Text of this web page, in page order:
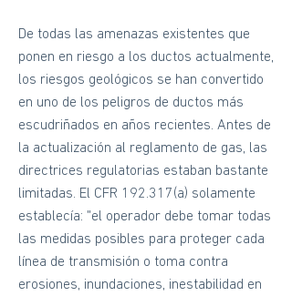
De todas las amenazas existentes que
ponen en riesgo a los ductos actualmente,
los riesgos geológicos se han convertido
en uno de los peligros de ductos más
escudriñados en años recientes. Antes de
la actualización al reglamento de gas, las
directrices regulatorias estaban bastante
limitadas. El CFR 192.317(a) solamente
establecía: "el operador debe tomar todas
las medidas posibles para proteger cada
línea de transmisión o toma contra
erosiones, inundaciones, inestabilidad en